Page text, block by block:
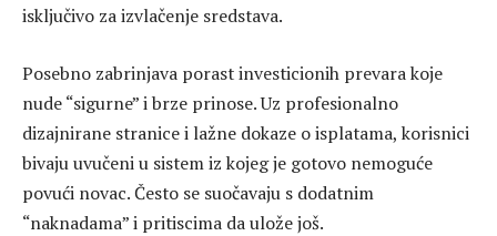
isključivo za izvlačenje sredstava.
Posebno zabrinjava porast investicionih prevara koje
nude “sigurne” i brze prinose. Uz profesionalno
dizajnirane stranice i lažne dokaze o isplatama, korisnici
bivaju uvučeni u sistem iz kojeg je gotovo nemoguće
povući novac. Često se suočavaju s dodatnim
“naknadama” i pritiscima da ulože još.